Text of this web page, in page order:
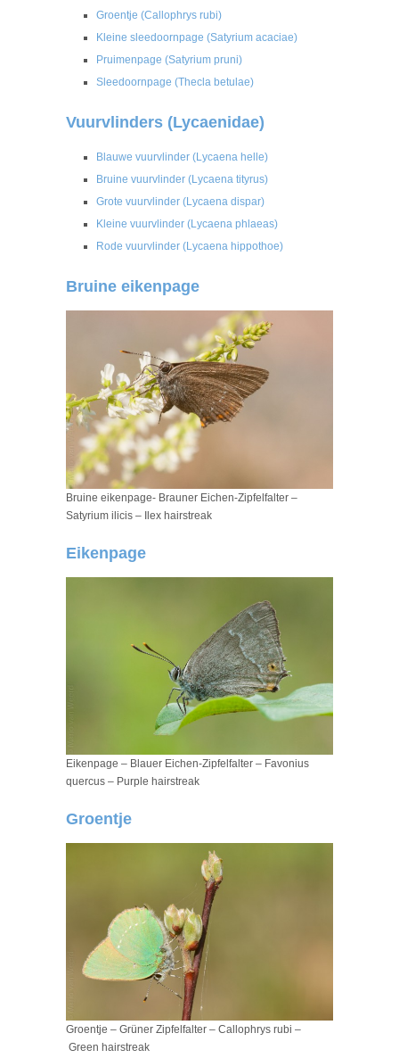
Groentje (Callophrys rubi)
Kleine sleedoornpage (Satyrium acaciae)
Pruimenpage (Satyrium pruni)
Sleedoornpage (Thecla betulae)
Vuurvlinders (Lycaenidae)
Blauwe vuurvlinder (Lycaena helle)
Bruine vuurvlinder (Lycaena tityrus)
Grote vuurvlinder (Lycaena dispar)
Kleine vuurvlinder (Lycaena phlaeas)
Rode vuurvlinder (Lycaena hippothoe)
Bruine eikenpage
Bruine eikenpage- Brauner Eichen-Zipfelfalter –
Satyrium ilicis – Ilex hairstreak
Eikenpage
Eikenpage – Blauer Eichen-Zipfelfalter – Favonius
quercus – Purple hairstreak
Groentje
Groentje – Grüner Zipfelfalter – Callophrys rubi –
Green hairstreak